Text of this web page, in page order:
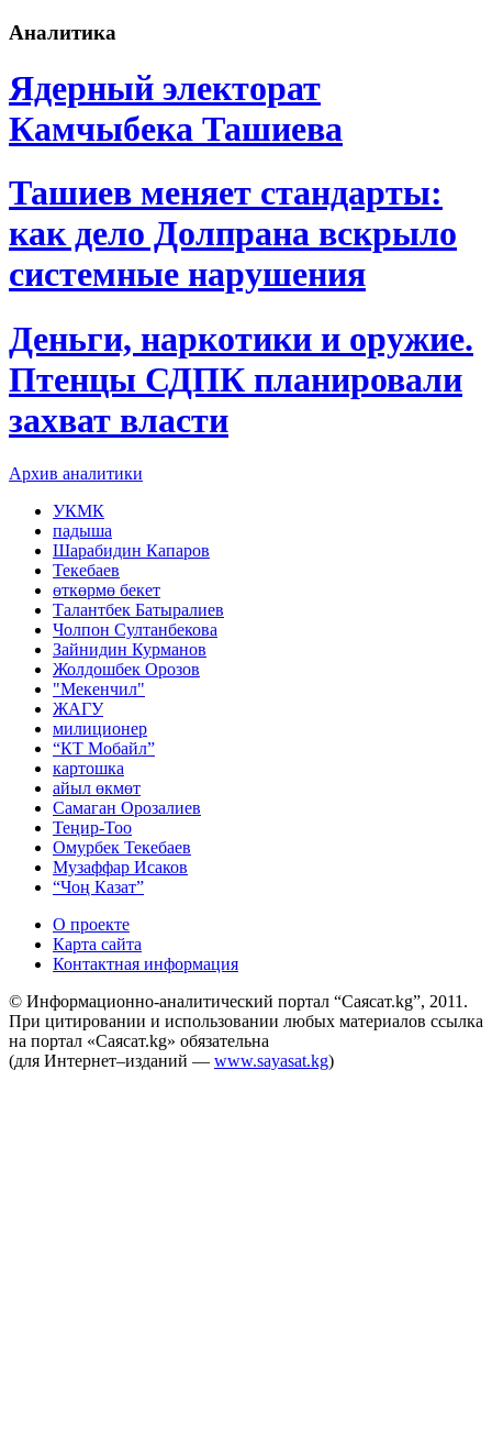
Аналитика
Ядерный электорат
Камчыбека Ташиева
Ташиев меняет стандарты:
как дело Долпрана вскрыло
системные нарушения
Деньги, наркотики и оружие.
Птенцы СДПК планировали
захват власти
Архив аналитики
УКМК
падыша
Шарабидин Капаров
Текебаев
өткөрмө бекет
Талантбек Батыралиев
Чолпон Султанбекова
Зайнидин Курманов
Жолдошбек Орозов
"Мекенчил"
ЖАГУ
милиционер
“КТ Мобайл”
картошка
айыл өкмөт
Самаган Орозалиев
Теңир-Тоо
Омурбек Текебаев
Музаффар Исаков
“Чоң Казат”
О проекте
Карта сайта
Контактная информация
© Информационно-аналитический портал “Саясат.kg”, 2011.
При цитировании и использовании любых материалов ссылка
на портал «Саясат.kg» обязательна
(для Интернет–изданий — www.sayasat.kg)